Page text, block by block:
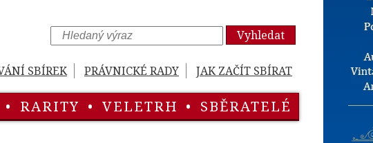
Vyhledat
SBÍREK PRÁVNICKÉ RADY JAK ZAČÍT SBÍRAT
• RARITY • VELETRH • SBĚRATELÉ